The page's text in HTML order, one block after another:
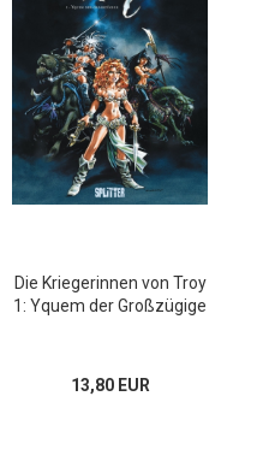
Die Kriegerinnen von Troy
1: Yquem der Großzügige
13,80 EUR